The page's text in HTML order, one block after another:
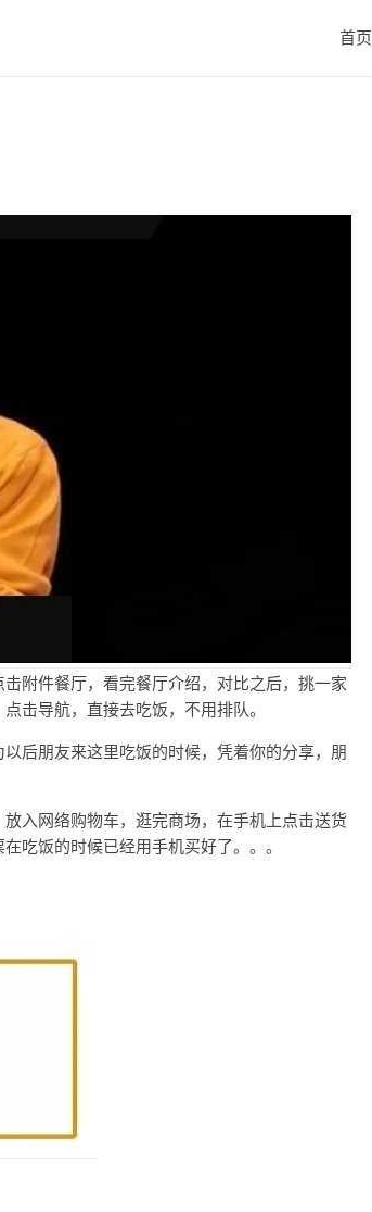
首页
附件餐厅，看完餐厅介绍，对比之后，挑一家
击导航，直接去吃饭，不用排队。
后朋友来这里吃饭的时候，凭着你的分享，朋
入网络购物车，逛完商场，在手机上点击送货
吃饭的时候已经用手机买好了。。。